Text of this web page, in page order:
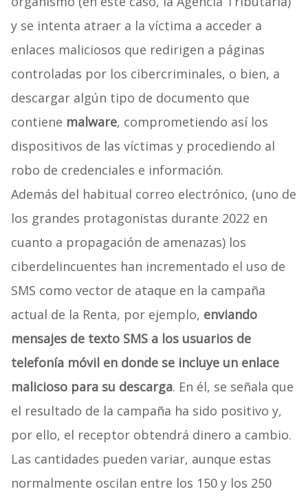
y se intenta atraer a la víctima a acceder a
enlaces maliciosos que redirigen a páginas
controladas por los cibercriminales, o bien, a
descargar algún tipo de documento que
contiene malware, comprometiendo así los
dispositivos de las víctimas y procediendo al
robo de credenciales e información.
Además del habitual correo electrónico, (uno de
los grandes protagonistas durante 2022 en
cuanto a propagación de amenazas) los
ciberdelincuentes han incrementado el uso de
SMS como vector de ataque en la campaña
actual de la Renta, por ejemplo, enviando
mensajes de texto SMS a los usuarios de
telefonía móvil en donde se incluye un enlace
malicioso para su descarga. En él, se señala que
el resultado de la campaña ha sido positivo y,
por ello, el receptor obtendrá dinero a cambio.
Las cantidades pueden variar, aunque estas
normalmente oscilan entre los 150 y los 250